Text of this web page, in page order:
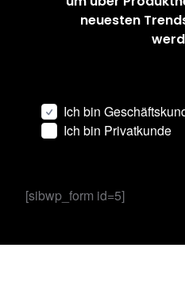
neuesten
Ich bin
Ich bin Privatkunde
[sibwp_form id=5]